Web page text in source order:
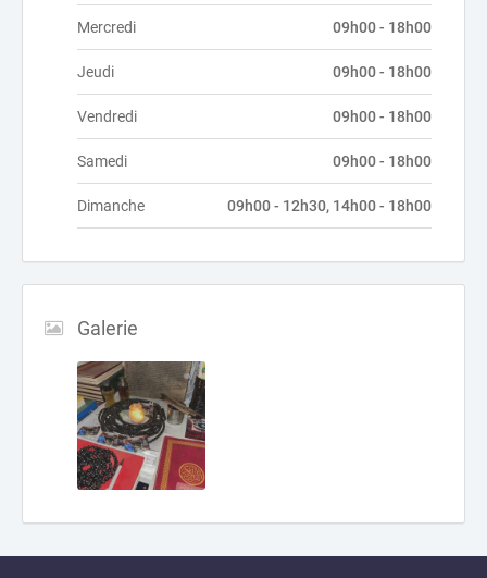
Mercredi 09h00 - 18h00
Jeudi 09h00 - 18h00
Vendredi 09h00 - 18h00
Samedi 09h00 - 18h00
Dimanche 09h00 - 12h30, 14h00 - 18h00
Galerie